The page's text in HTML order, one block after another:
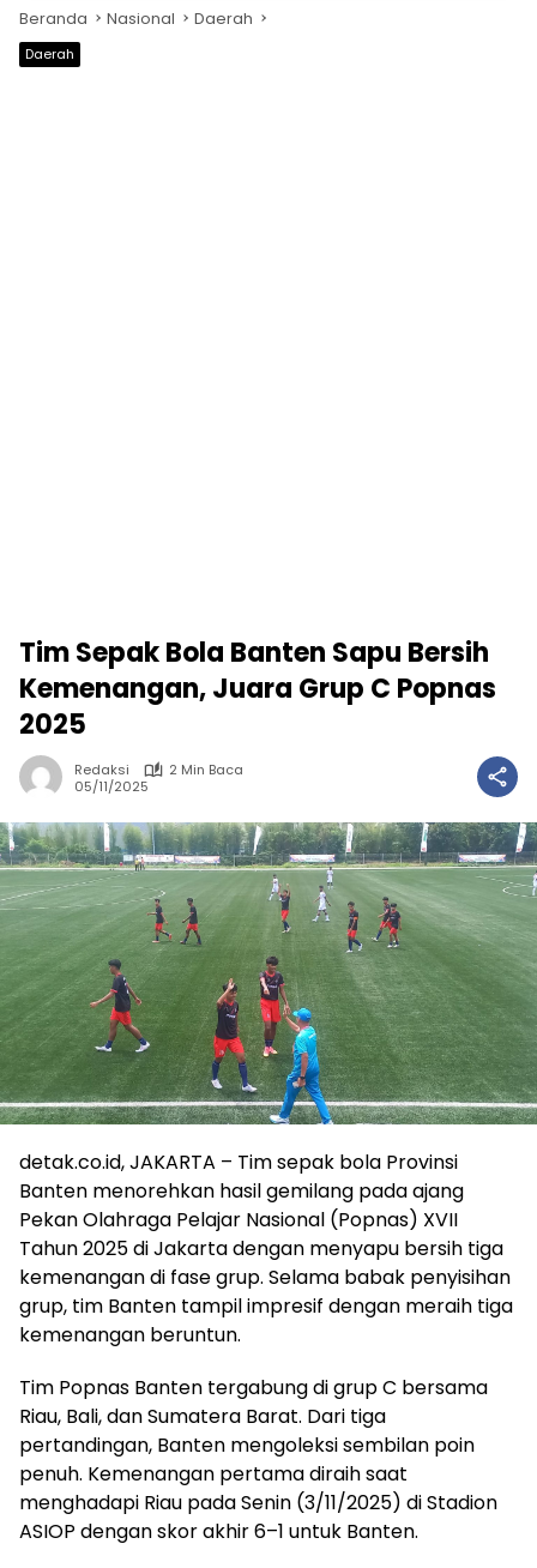
Beranda Nasional Daerah
Daerah
Tim Sepak Bola Banten Sapu Bersih
Kemenangan, Juara Grup C Popnas
2025
Redaksi
2 Min Baca
05/11/2025
detak.co.id, JAKARTA – Tim sepak bola Provinsi
Banten menorehkan hasil gemilang pada ajang
Pekan Olahraga Pelajar Nasional (Popnas) XVII
Tahun 2025 di Jakarta dengan menyapu bersih tiga
kemenangan di fase grup. Selama babak penyisihan
grup, tim Banten tampil impresif dengan meraih tiga
kemenangan beruntun.
Tim Popnas Banten tergabung di grup C bersama
Riau, Bali, dan Sumatera Barat. Dari tiga
pertandingan, Banten mengoleksi sembilan poin
penuh. Kemenangan pertama diraih saat
menghadapi Riau pada Senin (3/11/2025) di Stadion
ASIOP dengan skor akhir 6–1 untuk Banten.